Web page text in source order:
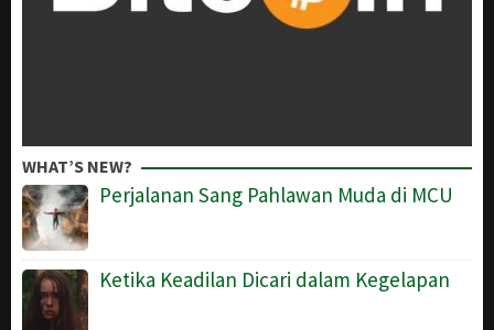
WHAT’S NEW?
Perjalanan Sang Pahlawan Muda di MCU
Ketika Keadilan Dicari dalam Kegelapan